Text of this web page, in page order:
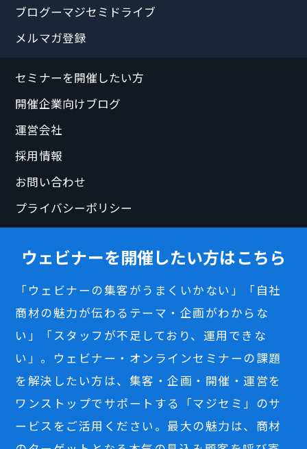
ブログーマジセミドライブ
メルマガ登録
セミナーを開催したい方
開催企業向けブログ
運営会社
採用情報
お問い合わせ
プライバシーポリシー
ウェビナーを開催したい方はこちら
「ウェビナーの集客がうまくいかない」「自社
商材の魅力が伝わるテーマ・企画がわからな
い」「スタッフが不足しており、運用できな
い」。ウェビナー・オンラインセミナーの課題
を解決したい方は、集客・企画・開催・運営を
ワンストップでサポートする「マジセミ」のサ
ービスをご活用ください。最大の魅力は、商材